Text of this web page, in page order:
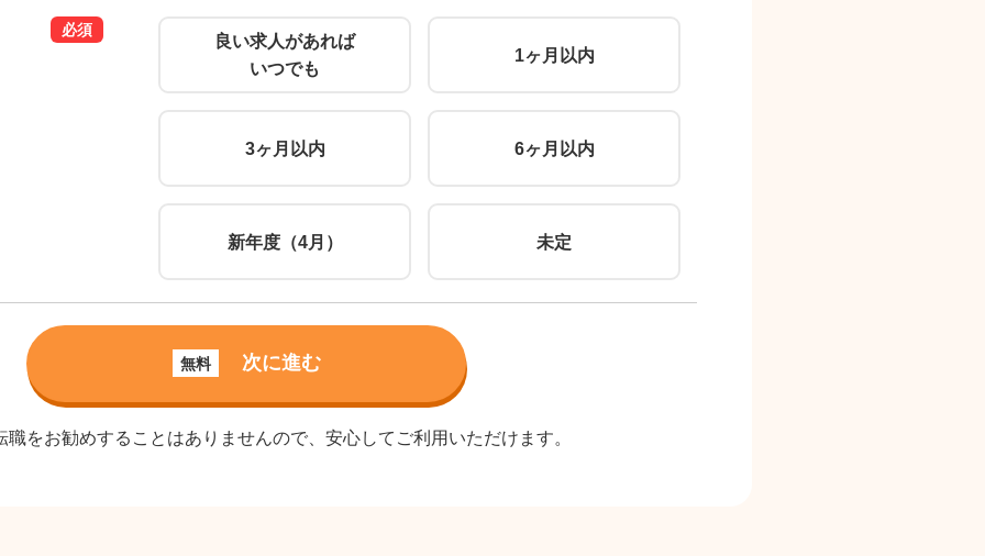
必須
良い求人があれば
いつでも
1ヶ月以内
3ヶ月以内 6ヶ月以内
新年度（4月） 未定
無料 次に進む
をお勧めすることはありませんので、安心してご利用いただけます。